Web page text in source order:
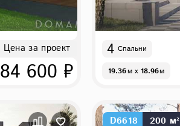
Цена за проект
84 600 ₽
4 Спальни
19.36м x 18.96м
D6618
200 м²